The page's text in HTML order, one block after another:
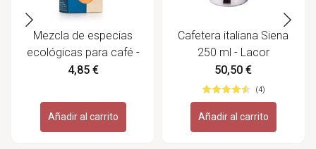
Mezcla de especias
ecológicas para café -
Sonnentor
4,85 €
Añadir al carrito
Cafetera italiana Siena
250 ml - Lacor
50,50 €
(4)
Añadir al carrito